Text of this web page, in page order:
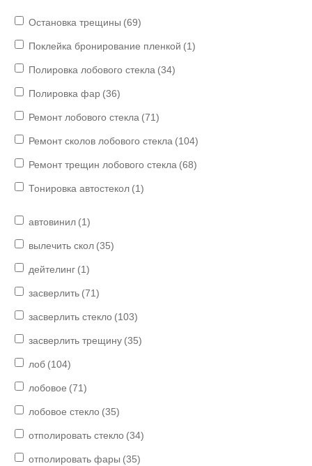
Остановка трещины (69)
Поклейка бронирование пленкой (1)
Полировка лобового стекла (34)
Полировка фар (36)
Ремонт лобового стекла (71)
Ремонт сколов лобового стекла (104)
Ремонт трещин лобового стекла (68)
Тонировка автостекол (1)
автовинил (1)
вылечить скол (35)
дейтелинг (1)
засверлить (71)
засверлить стекло (103)
засверлить трещину (35)
лоб (104)
лобовое (71)
лобовое стекло (35)
отполировать стекло (34)
отполировать фары (35)